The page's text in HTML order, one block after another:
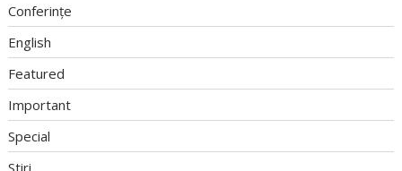
Conferințe
English
Featured
Important
Special
Stiri